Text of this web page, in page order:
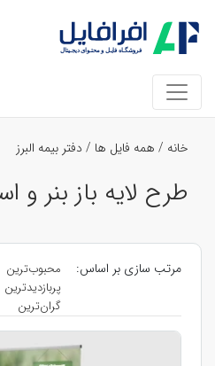
خانه / همه فایل ها / دفتر بیمه البرز
طرح لایه باز بنر و
مرتب سازی بر اساس: محبوب‌ترین
پربازدیدترین
گران‌ترین